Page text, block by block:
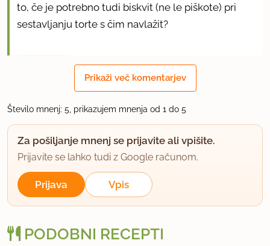
to, če je potrebno tudi biskvit (ne le piškote) pri
sestavljanju torte s čim navlažit?
član od 2004 3697 sporočil
Tanja,vedno beljake v sneg ,če delamo biskvit....
uporabno
član od 2006 2384 sporočil
Prikaži več komentarjev
Število mnenj: 5, prikazujem mnenja od 1 do 5
Za pošiljanje mnenj se prijavite ali vpišite.
Prijavite se lahko tudi z Google računom.
Prijava Vpis
PODOBNI RECEPTI